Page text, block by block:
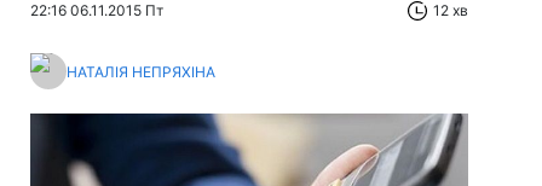
22:16 06.11.2015 Пт 12 хв
НАТАЛІЯ НЕПРЯХІНА